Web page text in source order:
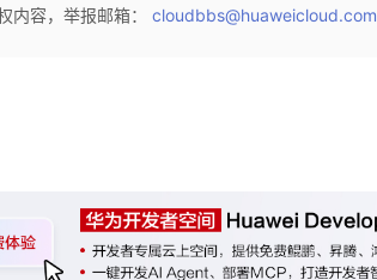
内容，举报邮箱：cloudbbs@huaweicloud.com